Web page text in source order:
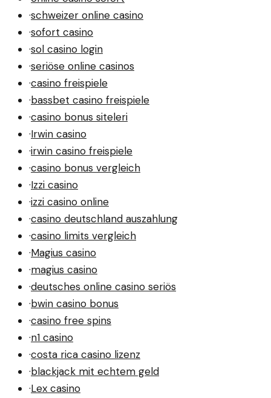
·schweizer online casino
·sofort casino
·sol casino login
·seriöse online casinos
·casino freispiele
·bassbet casino freispiele
·casino bonus siteleri
·Irwin casino
·irwin casino freispiele
·casino bonus vergleich
·Izzi casino
·izzi casino online
·casino deutschland auszahlung
·casino limits vergleich
·Magius casino
·magius casino
·deutsches online casino seriös
·bwin casino bonus
·casino free spins
·n1 casino
·costa rica casino lizenz
·blackjack mit echtem geld
·Lex casino